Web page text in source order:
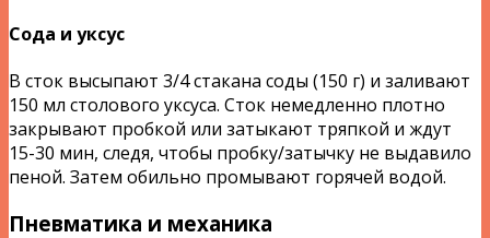
Сода и уксус
В сток высыпают 3/4 стакана соды (150 г) и заливают
150 мл столового уксуса. Сток немедленно плотно
закрывают пробкой или затыкают тряпкой и ждут
15-30 мин, следя, чтобы пробку/затычку не выдавило
пеной. Затем обильно промывают горячей водой.
Пневматика и механика